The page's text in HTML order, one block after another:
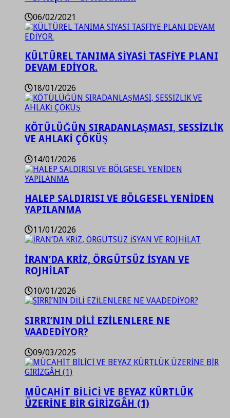
06/02/2021
KÜLTÜREL TANIMA SİYASİ TASFİYE PLANI
DEVAM EDİYOR.
18/01/2026
KÖTÜLÜĞÜN SIRADANLAŞMASI, SESSİZLİK
VE AHLAKİ ÇÖKÜŞ
14/01/2026
HALEP SALDIRISI VE BÖLGESEL YENİDEN
YAPILANMA
11/01/2026
İRAN’DA KRİZ, ÖRGÜTSÜZ İSYAN VE
ROJHİLAT
10/01/2026
SIRRI’NIN DİLİ EZİLENLERE NE
VAADEDİYOR?
09/03/2025
MÜCAHİT BİLİCİ VE BEYAZ KÜRTLÜK
ÜZERİNE BİR GİRİZGÂH (1)